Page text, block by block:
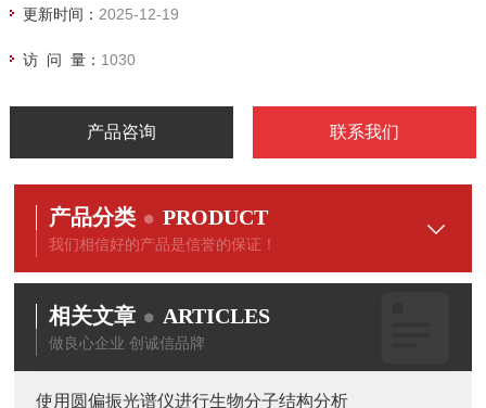
更新时间： 2025-12-19
访 问 量： 1030
产品咨询 联系我们
产品分类 PRODUCT
我们相信好的产品是信誉的保证！
相关文章 ARTICLES
做良心企业 创诚信品牌
使用圆偏振光谱仪进行生物分子结构分析